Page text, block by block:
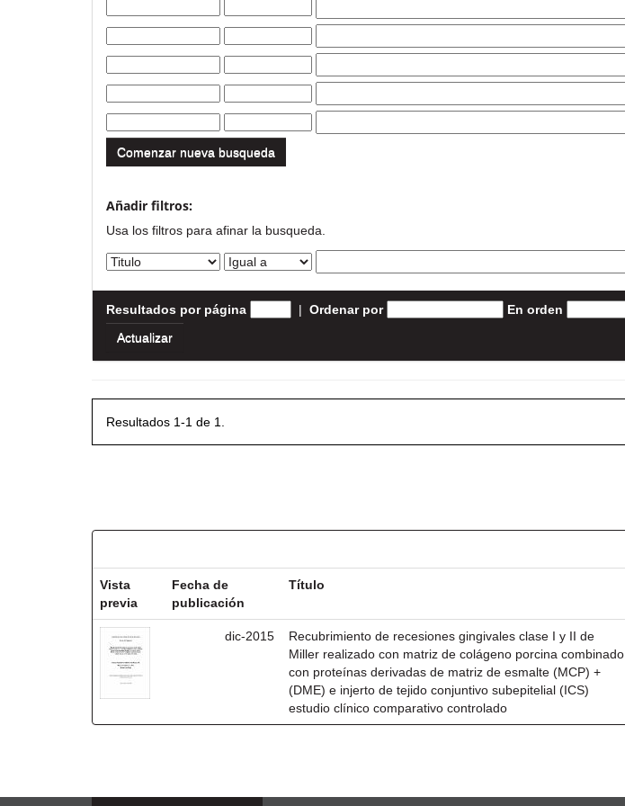
Comenzar nueva busqueda
Añadir filtros:
Usa los filtros para afinar la busqueda.
Resultados por página | Ordenar por En orden
Resultados 1-1 de 1.
Vista
previa
Fecha de
publicación
Título
dic-2015
Recubrimiento de recesiones gingivales clase I y II de
Miller realizado con matriz de colágeno porcina combinado
con proteínas derivadas de matriz de esmalte (MCP) +
(DME) e injerto de tejido conjuntivo subepitelial (ICS)
estudio clínico comparativo controlado